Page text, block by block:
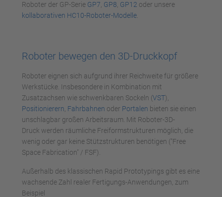
Roboter der GP-Serie GP7 GP8 GP12 oder unsere
kollaborativen HC10-Roboter-Modelle
Roboter bewegen den 3D-Druckkopf
Roboter eignen sich aufgrund ihrer Reichweite für größere
Werkstücke. Insbesondere in Kombination mit
Zusatzachsen wie schwenkbaren Sockeln (VST),
Positionierern Fahrbahnen oder Portalen bieten sie einen
unschlagbar großen Arbeitsraum. Mit Roboter-3D-
Druck werden räumliche Freiformstrukturen möglich, die
wenig oder gar keine Stützstrukturen benötigen ("Free
Space Fabrication" / FSF).
Außerhalb des klassischen Rapid Prototypings gibt es eine
wachsende Zahl realer Fertigungs-Anwendungen, zum
Beispiel